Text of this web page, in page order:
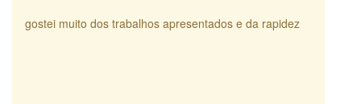
gostei muito dos trabalhos apresentados e da rapidez